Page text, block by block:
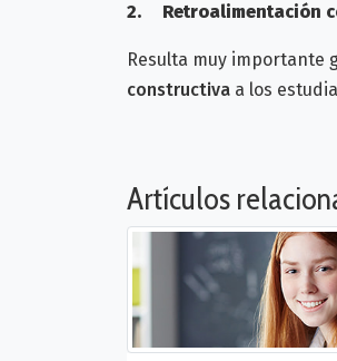
2. Retroalimentación
Resulta muy importante
constructiva a los
Artículos